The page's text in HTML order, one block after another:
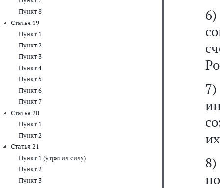
Пункт 8
Статья 19
Пункт 1
Пункт 2
Пункт 3
Пункт 4
Пункт 5
Пункт 6
Пункт 7
Статья 20
Пункт 1
Пункт 2
Статья 21
Пункт 1 (утратил силу)
Пункт 2
Пункт 3